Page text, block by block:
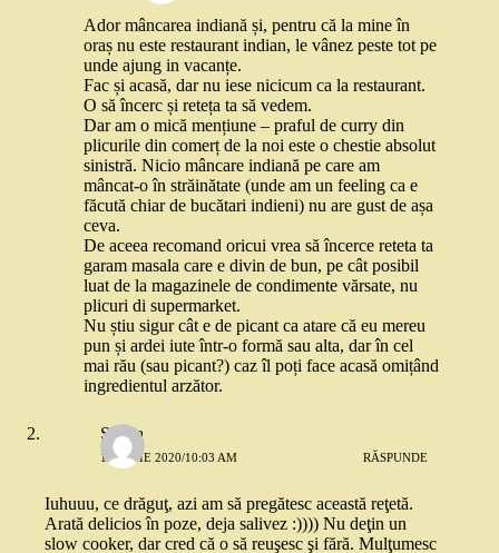
Ador mâncarea indiană și, pentru că la mine în
oraș nu este restaurant indian, le vânez peste tot pe
unde ajung in vacanțe.
Fac și acasă, dar nu iese nicicum ca la restaurant.
O să încerc și reteța ta să vedem.
Dar am o mică mențiune – praful de curry din
plicurile din comerț de la noi este o chestie absolut
sinistră. Nicio mâncare indiană pe care am
mâncat-o în străinătate (unde am un feeling ca e
făcută chiar de bucătari indieni) nu are gust de așa
ceva.
De aceea recomand oricui vrea să încerce reteta ta
garam masala care e divin de bun, pe cât posibil
luat de la magazinele de condimente vărsate, nu
plicuri di supermarket.
Nu știu sigur cât e de picant ca atare că eu mereu
pun și ardei iute într-o formă sau alta, dar în cel
mai rău (sau picant?) caz îl poți face acasă omițând
ingredientul arzător.
Sanda
15 IUNIE 2020/10:03 AM RĂSPUNDE
Iuhuuu, ce drăguţ, azi am să pregătesc această reţetă.
Arată delicios în poze, deja salivez :)))) Nu deţin un
slow cooker, dar cred că o să reuşesc şi fără. Mulţumesc